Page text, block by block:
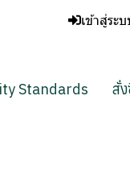
เข้าสู่ระ
Standards สั่